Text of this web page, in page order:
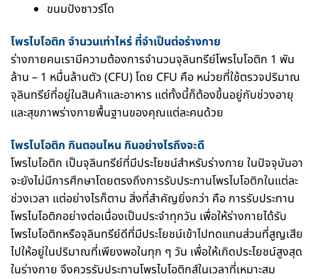
ขนมปังซาวร์โด
โพรไบโอติก จำนวนเท่าไหร่ ที่จำเป็นต่อร่างกาย
ร่างกายคนเรามีความต้องการจำนวนจุลินทรีย์โพรไบโอติก 1 พัน
ล้าน – 1 หมื่นล้านตัว (CFU) โดย CFU คือ หน่วยที่ใช้ตรวจปริมาณ
จุลินทรีย์ที่อยู่ในสินค้าและอาหาร แต่ทั้งนี้ก็ต้องขึ้นอยู่กับช่วงอายุ
และสุขภาพร่างกายพื้นฐานของคุณแต่ละคนด้วย
โพรไบโอติก กินตอนไหน กินอย่างไรถึงจะดี
โพรไบโอติก เป็นจุลินทรีย์ที่มีประโยชน์สำหรับร่างกาย ในปัจจุบันอา
จะยังไม่มีการศึกษาโดยตรงถึงการรับประทานโพรไบโอติกในแต่ละ
ช่วงเวลา แต่อย่างไรก็ตาม สิ่งที่สำคัญยิ่งกว่า คือ การรับประทาน
โพรไบโอติกอย่างต่อเนื่องเป็นประจำทุกวัน เพื่อให้ร่างกายได้รับ
โพรไบโอติกหรือจุลินทรีย์ดีที่มีประโยชน์เข้าไปทดแทนส่วนที่สูญเสีย
ไปให้อยู่ในปริมาณที่เพียงพอในทุก ๆ วัน เพื่อให้เกิดประโยชน์สูงสุด
ในร่างกาย จึงควรรับประทานโพรไบโอติกส์ในเวลาที่เหมาะสม